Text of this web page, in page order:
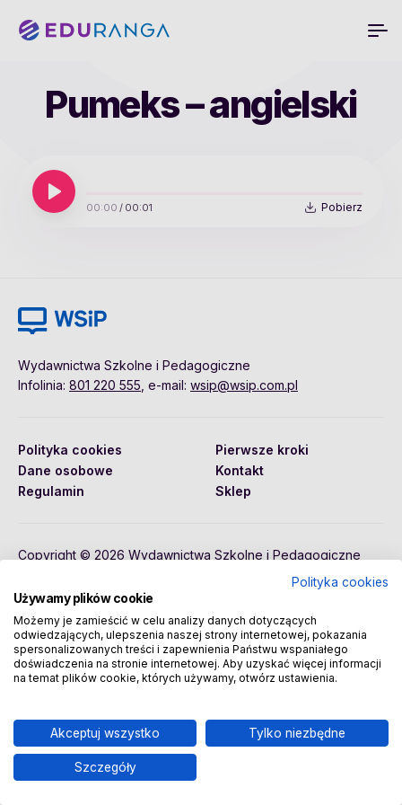
Pumeks – angielski
00:00 / 00:01 Pobierz
Wydawnictwa Szkolne i Pedagogiczne
Infolinia: 801 220 555 , e-mail: wsip@wsip.com.pl
Polityka cookies
Dane osobowe
Regulamin
Pierwsze kroki
Kontakt
Sklep
Copyright © 2026 Wydawnictwa Szkolne i Pedagogiczne
Polityka cookies
Używamy plików cookie
Możemy je zamieścić w celu analizy danych dotyczących
odwiedzających, ulepszenia naszej strony internetowej, pokazania
spersonalizowanych treści i zapewnienia Państwu wspaniałego
doświadczenia na stronie internetowej. Aby uzyskać więcej informacji
na temat plików cookie, których używamy, otwórz ustawienia.
Akceptuj wszystko Tylko niezbędne
Szczegóły